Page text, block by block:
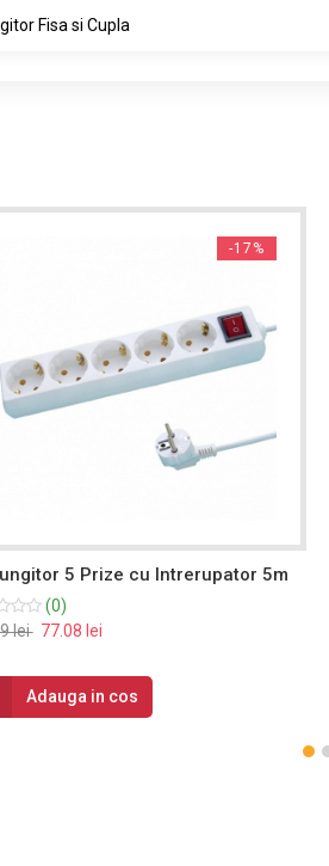
Fisa si Cupla
-17%
5 Prize cu Intrerupator 5m
(0)
lei 77.08 lei
Adauga in cos